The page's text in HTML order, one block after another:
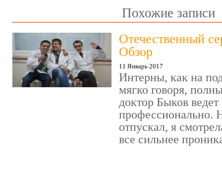
Похожие записи
Отечественный
Обзор
11 Январь 2017
Интерны, как на
мягко говоря,
доктор Быков ведет
профессионально.
отпускал, я
все сильнее